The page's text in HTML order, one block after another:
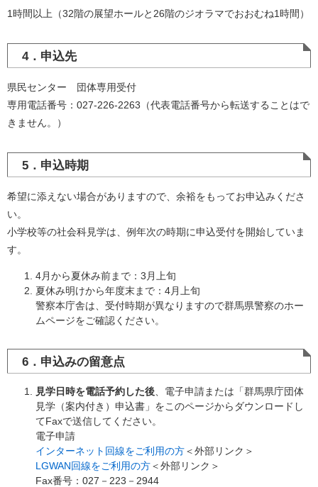
1時間以上（32階の展望ホールと26階のジオラマでおおむね1時間）
4．申込先
県民センター 団体専用受付
専用電話番号：027-226-2263（代表電話番号から転送することはで
きません。）
5．申込時期
希望に添えない場合がありますので、余裕をもってお申込みくださ
い。
小学校等の社会科見学は、例年次の時期に申込受付を開始していま
す。
4月から夏休み前まで：3月上旬
夏休み明けから年度末まで：4月上旬
警察本庁舎は、受付時期が異なりますので群馬県警察のホー
ムページをご確認ください。
6．申込みの留意点
見学日時を電話予約した後 、電子申請または「群馬県庁団体
見学（案内付き）申込書」をこのページからダウンロードし
てFaxで送信してください。
電子申請
インターネット回線をご利用の方＜外部リンク＞
LGWAN回線をご利用の方＜外部リンク＞
Fax番号：027－223－2944​